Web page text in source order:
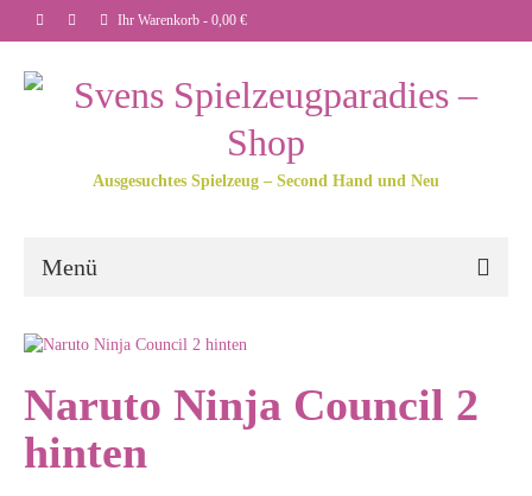
Ihr Warenkorb - 0,00 €
Ausgesuchtes Spielzeug – Second Hand und Neu
Menü
Naruto Ninja Council 2
hinten